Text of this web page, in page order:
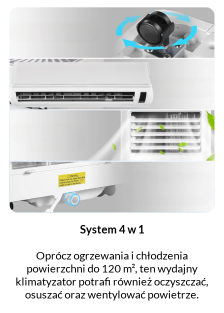
System 4 w 1
Oprócz ogrzewania i chłodzenia
powierzchni do 120 m², ten wydajny
klimatyzator potrafi również oczyszczać,
osuszać oraz wentylować powietrze.